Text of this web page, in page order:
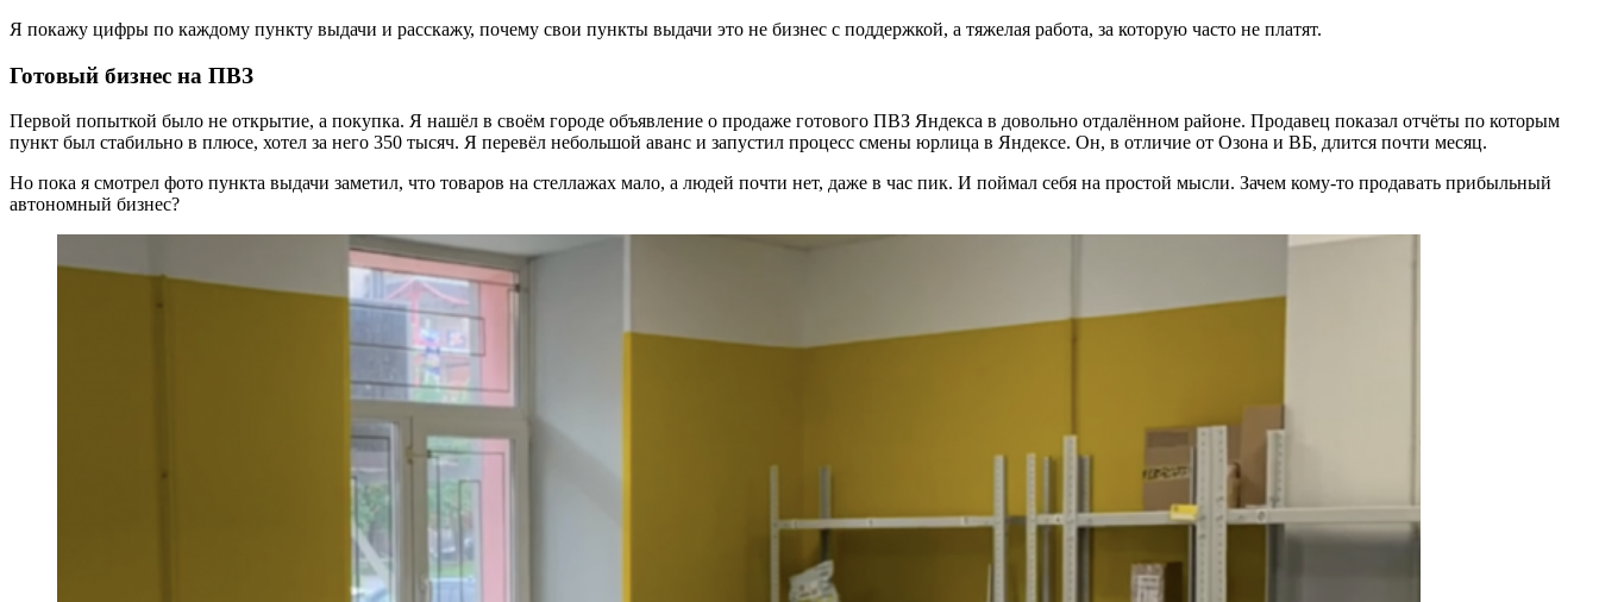
Я покажу цифры по каждому пункту выдачи и расскажу, почему свои пункты выдачи это не бизнес с поддержкой, а тяжелая работа, за которую часто не платят.
Готовый бизнес на ПВЗ
Первой попыткой было не открытие, а покупка. Я нашёл в своём городе объявление о продаже готового ПВЗ Яндекса в довольно отдалённом районе. Продавец показал отчёты по которым
пункт был стабильно в плюсе, хотел за него 350 тысяч. Я перевёл небольшой аванс и запустил процесс смены юрлица в Яндексе. Он, в отличие от Озона и ВБ, длится почти месяц.
Но пока я смотрел фото пункта выдачи заметил, что товаров на стеллажах мало, а людей почти нет, даже в час пик. И поймал себя на простой мысли. Зачем кому-то продавать прибыльный
автономный бизнес?